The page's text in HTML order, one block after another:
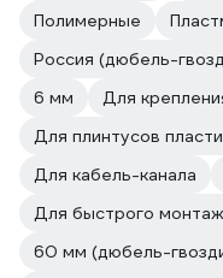
Полимерные
Россия (дюбель-
6 мм
Для
Для плинтусов
Для кабель-канала
Для быстрого
60 мм (дюбель-